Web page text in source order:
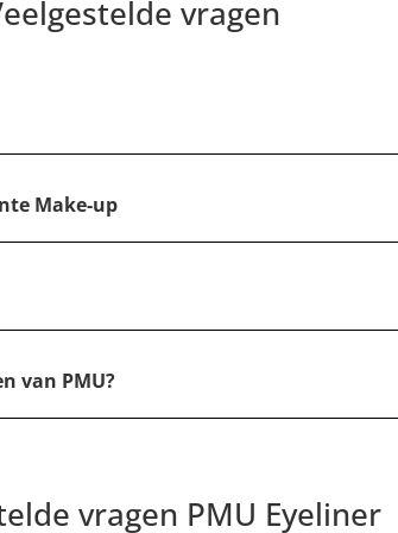
vragen
Make-up
van PMU?
vragen PMU Eyeliner